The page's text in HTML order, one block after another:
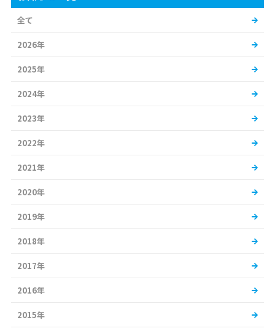
全て
2026年
2025年
2024年
2023年
2022年
2021年
2020年
2019年
2018年
2017年
2016年
2015年